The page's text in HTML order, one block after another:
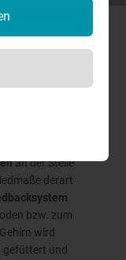
Hand wieder
an der Stelle
derart
bzw. zum
wird
gefüttert und